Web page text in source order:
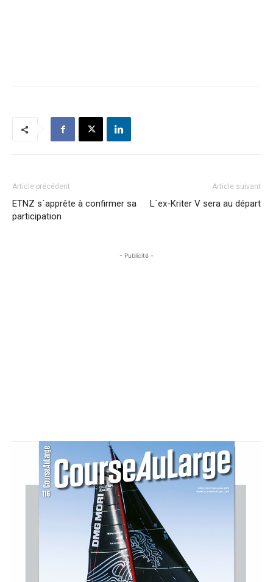
Article précédent
ETNZ s´apprête à confirmer sa
participation
Article suivant
L´ex-Kriter V sera au départ
- Publicité -